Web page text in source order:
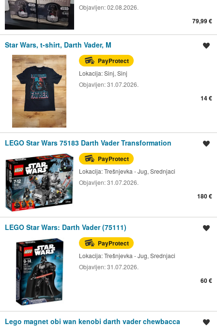
Objavljen:02.08.2026.
79,99 €
Star Wars, t-shirt, Darth Vader, M
PayProtect
Lokacija:Sinj, Sinj
Objavljen:31.07.2026.
14 €
LEGO Star Wars 75183 Darth Vader Transformation
PayProtect
Lokacija:Trešnjevka - Jug, Srednjaci
Objavljen:31.07.2026.
180 €
LEGO Star Wars: Darth Vader (75111)
PayProtect
Lokacija:Trešnjevka - Jug, Srednjaci
Objavljen:31.07.2026.
60 €
Lego magnet obi wan kenobi darth vader chewbacca